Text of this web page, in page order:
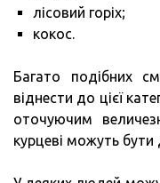
лісовий горіх;
кокос.
Багато подібних
віднести до цієї
оточуючим
курцеві можуть